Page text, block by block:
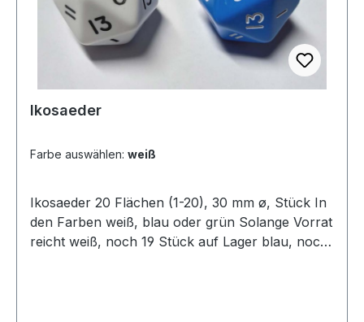
Ikosaeder
Farbe auswählen: weiß
Ikosaeder 20 Flächen (1-20), 30 mm ø, Stück In
den Farben weiß, blau oder grün Solange Vorrat
reicht weiß, noch 19 Stück auf Lager blau, noch